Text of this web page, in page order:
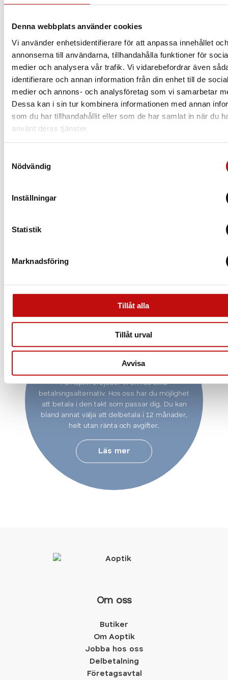
Denna webbplats använder cookies
Vi använder enhetsidentifierare för att anpassa innehållet och
annonserna till användarna, tillhandahålla funktioner för
medier och analysera vår trafik. Vi vidarebefordrar även
identifierare och annan information från din enhet till de
medier och annons- och analysföretag som vi samarbetar
Dessa kan i sin tur kombinera informationen med annan
som du har tillhandahållit eller som de har samlat in när du
använt deras tjänster.
Nödvändig
Inställningar
Statistik
Marknadsföring
Tillåt alla
Tillåt urval
Avvisa
glas? Att ha rätt glas som är anpassade efter
kommer till dina nya glasögon. Vilket glas du
Vill du delbetala ditt
köp?
På Aoptik erbjuder vi en rad olika
betalningsalternativ. Hos oss har du möjlighet
att betala i den takt som passar dig. Du kan
bland annat välja att delbetala i 12 månader,
helt utan ränta och avgifter.
Läs mer
Om oss
Butiker
Om Aoptik
Jobba hos oss
Delbetalning
Företagsavtal